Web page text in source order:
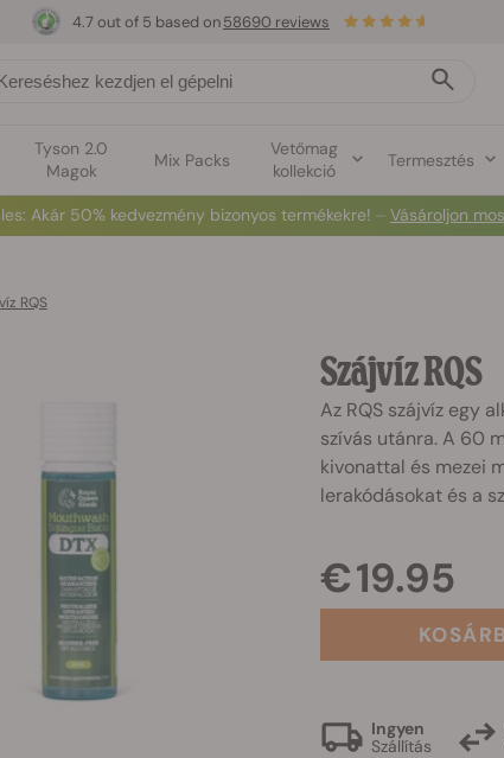
Tyson 2.0
Magok
Mix Packs
Vetőmag
kollekció
Termesztés
4.7 out of 5 based on58690 reviews
: Akár 50% kedvezmény bizonyos termékekre! ⏤ Vásároljon
RQS
Szájvíz RQS
Az RQS szájvíz egy
szívás utánra. A 60
kivonattal és mezei
lerakódásokat és a
€ 19.95
Ingyen
Szállítás